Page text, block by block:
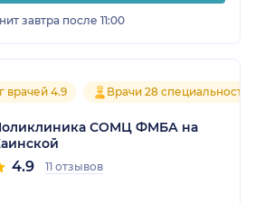
завтра после 11:00
врачей 4.9 Врачи 28
СОМЦ ФМБА на
4.9 11 отзывов